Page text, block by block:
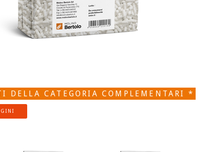
CATEGORIA COMPLEMENTARI *